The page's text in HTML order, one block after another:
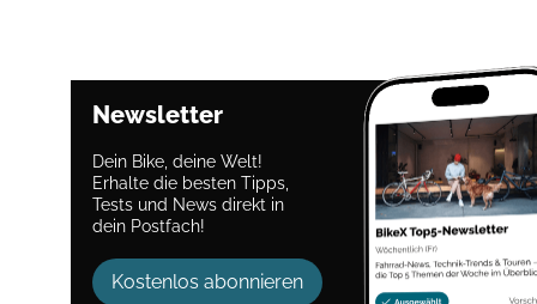
Newsletter
Dein Bike, deine Welt!
Erhalte die besten Tipps,
Tests und News direkt in
dein Postfach!
Kostenlos abonnieren